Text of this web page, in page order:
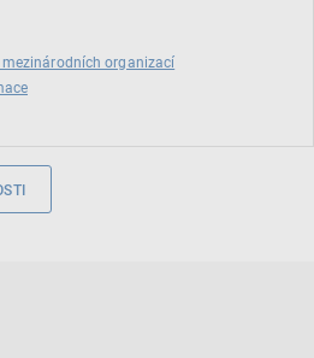
organizací